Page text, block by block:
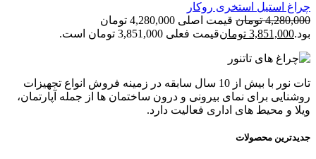
چراغ استیل استخری روکار
4,280,000 تومان
قیمت اصلی 4,280,000 تومان
بود.3,851,000 تومانقیمت فعلی 3,851,000 تومان است.
تات نور با بیش از 10 سال سابقه در زمینه فروش انواع تجهیزات
روشنایی برای نمای بیرونی و درون ساختمان ها از جمله آپارتمان،
ویلا و محیط های اداری فعالیت دارد.
جدیدترین محصولات